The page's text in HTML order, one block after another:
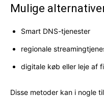
Mulige
Smart DNS-tjenester
regionale
digitale køb eller leje af
Disse metoder kan i nogle